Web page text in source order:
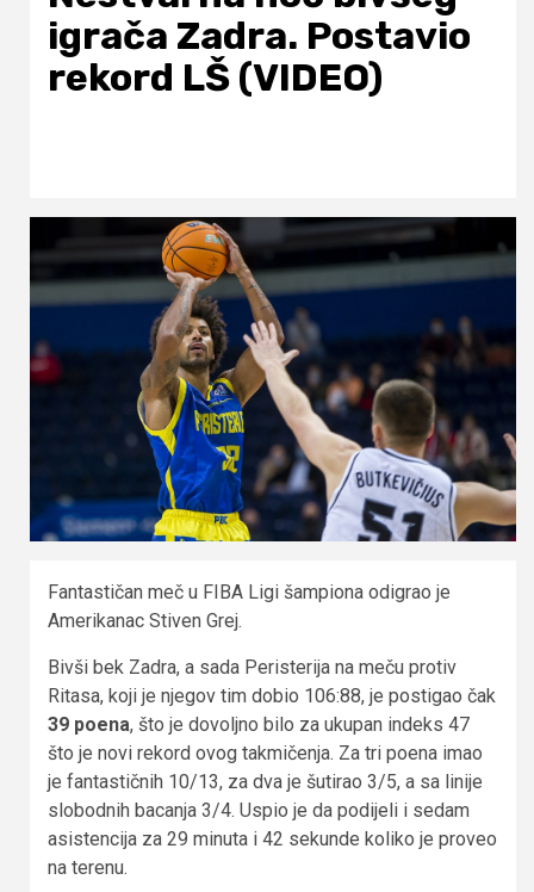
igrača Zadra. Postavio
rekord LŠ (VIDEO)
Fantastičan meč u FIBA Ligi šampiona odigrao je
Amerikanac Stiven Grej.
Bivši bek Zadra, a sada Peristerija na meču protiv
Ritasa, koji je njegov tim dobio 106:88, je postigao čak
39 poena, što je dovoljno bilo za ukupan indeks 47
što je novi rekord ovog takmičenja. Za tri poena imao
je fantastičnih 10/13, za dva je šutirao 3/5, a sa linije
slobodnih bacanja 3/4. Uspio je da podijeli i sedam
asistencija za 29 minuta i 42 sekunde koliko je proveo
na terenu.